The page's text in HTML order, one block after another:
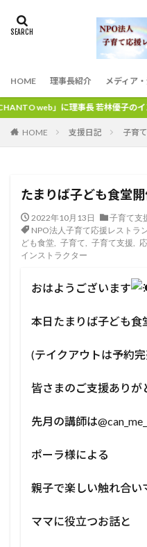
HOME 理事長紹介 メディア
理事長 若林優子のインタビュー
HOME 支援日記 子育
たまりば子ども食堂
2022年10月13日
子育て支
NPO法人子育て応援レストラ
ども食堂
子育て 子育て支援
インストラクター
おはようございます
本日たまりば子ども食
(テイクアウトは予約
皆さまのご支援ありが
先月の講師は
ポーラ様⁡⁡による
親子で楽しい触れ合い
⁡ママに役立つお話と